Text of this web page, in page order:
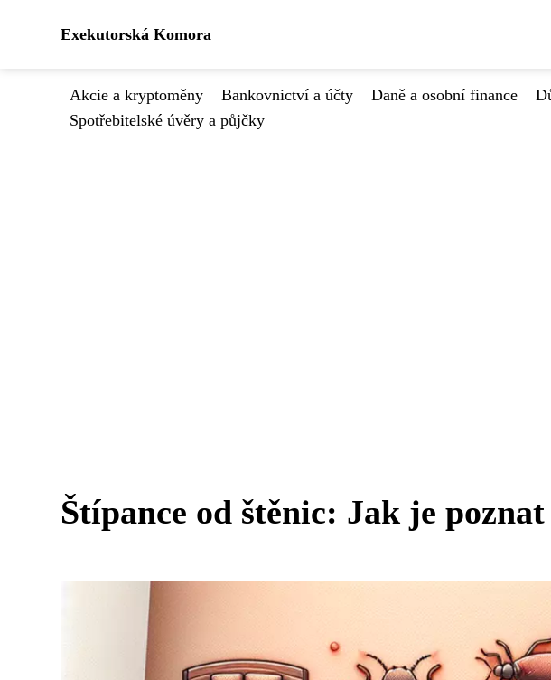
Exekutorská Komora
Akcie a kryptoměny Bankovnictví a účty Daně a osobní finance
Spotřebitelské úvěry a půjčky
Štípance od štěnic: Jak je